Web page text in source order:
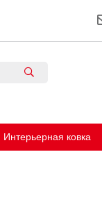
Интерьерная ковка